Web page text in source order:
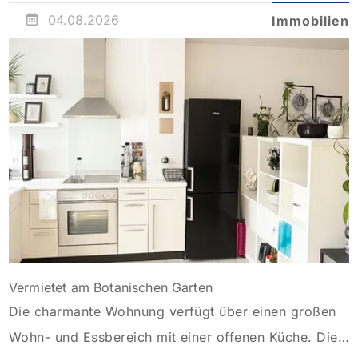
35 Jahren Laufzeit und 10 Jahren Zinsbindung
Antragstellende verpflichten sich zu energetischer
Sanierung binnen 54 Monaten nach Förderzusage /
Sanierung in Einzelmaßnahmen […]
04.08.2026 Immobilien
Vermietet am Botanischen Garten
Die charmante Wohnung verfügt über einen großen
Wohn- und Essbereich mit einer offenen Küche. Die